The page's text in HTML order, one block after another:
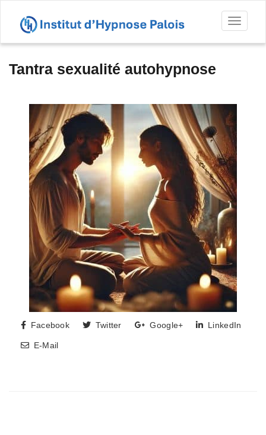
Tantra sexualité autohypnose
Facebook Twitter Google+ LinkedIn
E-Mail